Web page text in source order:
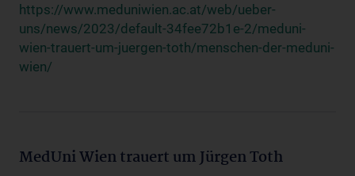
https://www.meduniwien.ac.at/web/ueber-
uns/news/2023/default-34fee72b1e-2/meduni-
wien-trauert-um-juergen-toth/menschen-der-meduni-
wien/
MedUni Wien trauert um Jürgen Toth